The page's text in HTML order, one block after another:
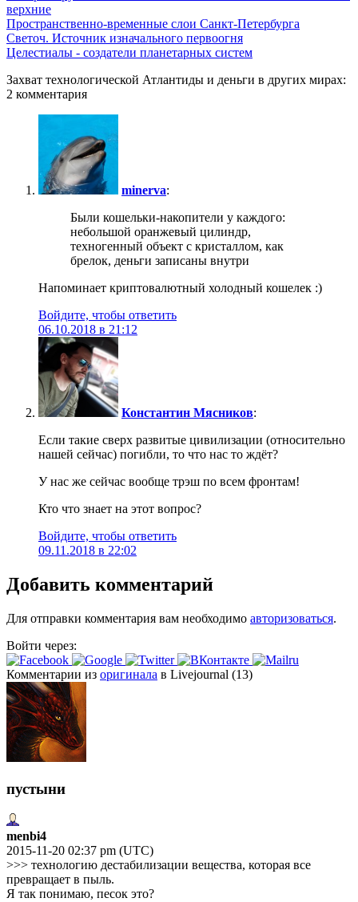
верхние
Пространственно-временные слои Санкт-Петербурга
Светоч. Источник изначального первоогня
Целестиалы - создатели планетарных систем
Захват технологической Атлантиды и деньги в других мирах:
2 комментария
minerva:
Были кошельки-накопители у каждого:
небольшой оранжевый цилиндр,
техногенный объект с кристаллом, как
брелок, деньги записаны внутри
Напоминает криптовалютный холодный кошелек :)
Войдите, чтобы ответить
06.10.2018 в 21:12
Константин Мясников:
Если такие сверх развитые цивилизации (относительно
нашей сейчас) погибли, то что нас то ждёт?
У нас же сейчас вообще трэш по всем фронтам!
Кто что знает на этот вопрос?
Войдите, чтобы ответить
09.11.2018 в 22:02
Добавить комментарий
Для отправки комментария вам необходимо авторизоваться.
Войти через:
Комментарии из оригинала в Livejournal (13)
пустыни
menbi4
2015-11-20 02:37 pm (UTC)
>>> технологию дестабилизации вещества, которая все
превращает в пыль.
Я так понимаю, песок это?